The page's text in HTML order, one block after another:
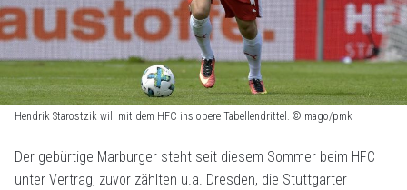
Hendrik Starostzik will mit dem HFC ins obere Tabellendrittel. ©Imago/pmk
Der gebürtige Marburger steht seit diesem Sommer beim HFC
unter Vertrag, zuvor zählten u.a. Dresden, die Stuttgarter